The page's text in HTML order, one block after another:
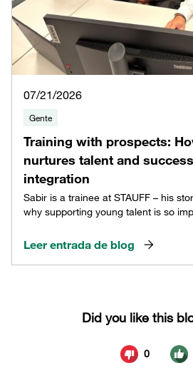
07/21/2026
Gente
Training with prospects:
nurtures talent and
integration
Sabir is a trainee at STAUFF – his
why supporting young talent is so
Leer entrada de blog